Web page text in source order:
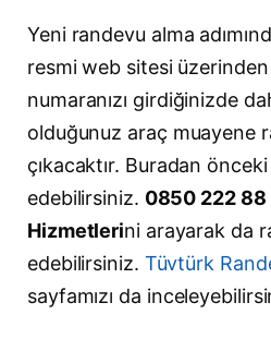
Yeni randevu alma
resmi web sitesi
numaranızı girdiğinizde
olduğunuz araç muayene
çıkacaktır. Buradan
edebilirsiniz. 0850 222
Hizmetlerini arayarak da
edebilirsiniz. Tüvtürk
sayfamızı da